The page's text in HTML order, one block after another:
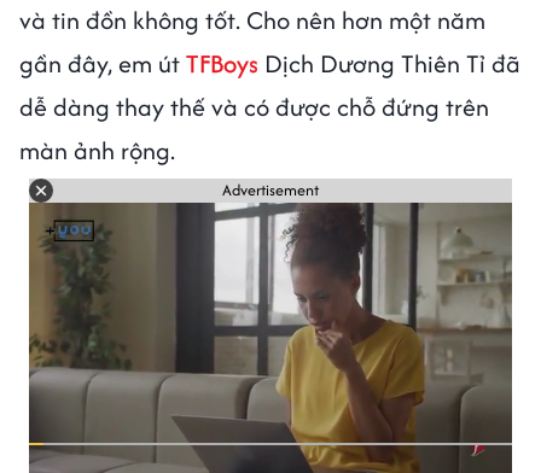
và tin đồn không tốt. Cho nên hơn một năm
gần đây, em útTFBoys Dịch Dương Thiên Tỉ đã
dễ dàng thay thế và có được chỗ đứng trên
màn ảnh rộng.
Advertisement